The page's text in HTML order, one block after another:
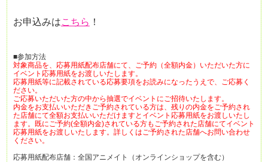
お申込みはこちら ！
■参加方法
対象商品を、応募用紙配布店舗にて、ご予約（全額内金）いただいた方に
イベント応募用紙をお渡しいたします。
応募用紙等に記載されている応募要項をお読みになったうえで、ご応募く
ださい。
ご応募いただいた方の中から抽選でイベントにご招待いたします。
内金をお支払いいただきご予約されている方は、残りの内金をご予約され
た店舗にて全額お支払いいただけますとイベント応募用紙をお渡しいたし
ます。既にご予約(全額内金)されている方もご予約された店舗にてイベント
応募用紙をお渡しいたします。詳しくはご予約された店舗へお問い合わせ
ください。
応募用紙配布店舗：全国アニメイト（オンラインショップを含む）